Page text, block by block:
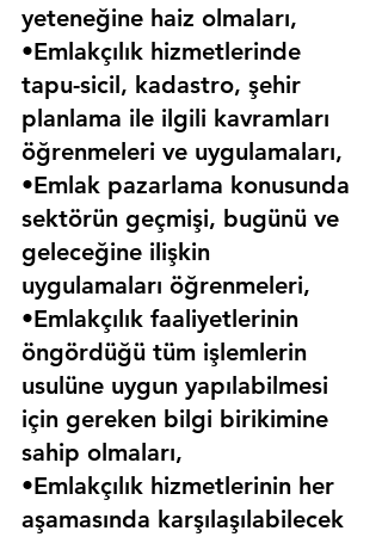
yeteneğine haiz olmaları,
•Emlakçılık hizmetlerinde
tapu-sicil, kadastro, şehir
planlama ile ilgili kavramları
öğrenmeleri ve uygulamaları,
•Emlak pazarlama konusunda
sektörün geçmişi, bugünü ve
geleceğine ilişkin
uygulamaları öğrenmeleri,
•Emlakçılık faaliyetlerinin
öngördüğü tüm işlemlerin
usulüne uygun yapılabilmesi
için gereken bilgi birikimine
sahip olmaları,
•Emlakçılık hizmetlerinin her
aşamasında karşılaşılabilecek